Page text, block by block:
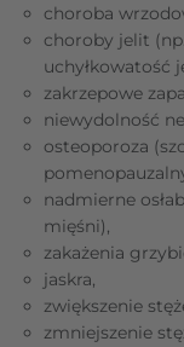
choroba
choroby jelit
uchyłkowatość
zakrzepowe
niewydolność
osteoporoza
nadmierne
mięśni),
zakażenia
jaskra,
zwiększenie
zmniejszenie